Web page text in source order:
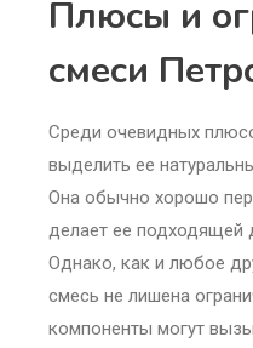
Плюсы и
смеси
Среди очевидных
выделить ее
Она обычно хорошо
делает ее подходящей
Однако, как и любое
смесь не лишена
компоненты могут